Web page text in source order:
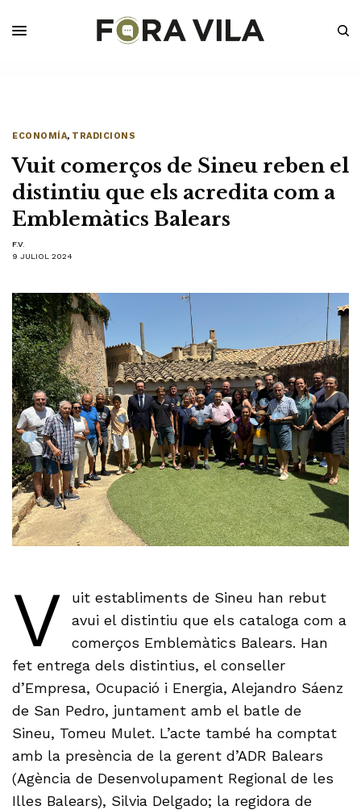
ECONOMÍA, TRADICIONS
Vuit comerços de Sineu reben el
distintiu que els acredita com a
Emblemàtics Balears
F.V.
9 JULIOL 2024
V
uit establiments de Sineu han rebut
avui el distintiu que els cataloga com a
comerços Emblemàtics Balears. Han
fet entrega dels distintius, el conseller
d’Empresa, Ocupació i Energia, Alejandro Sáenz
de San Pedro, juntament amb el batle de
Sineu, Tomeu Mulet. L’acte també ha comptat
amb la presència de la gerent d’ADR Balears
(Agència de Desenvolupament Regional de les
Illes Balears), Silvia Delgado; la regidora de